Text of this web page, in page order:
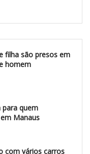
filha são presos em
homem
para quem
Manaus
com vários carros